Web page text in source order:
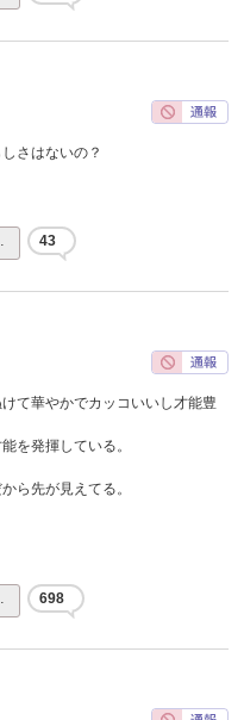
さはないの？
43
て華やかでカッコいいし才能豊
を発揮している。
ら先が見えてる。
698